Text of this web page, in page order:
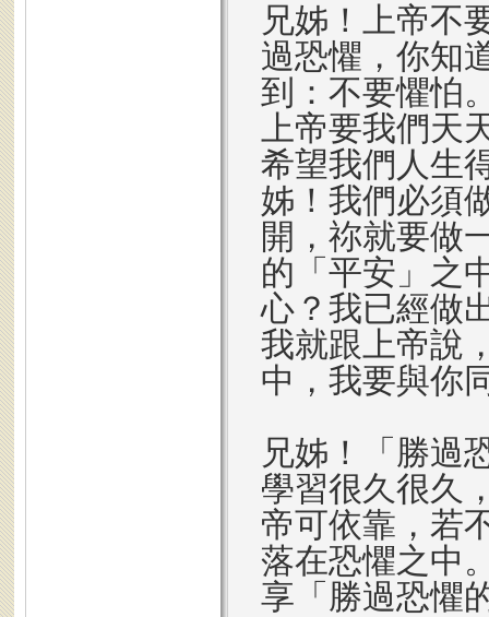
兄姊！上帝不
過恐懼，你知
到：不要懼怕
上帝要我們天
希望我們人生
姊！我們必須
開，祢就要做
的「平安」之
心？我已經做
我就跟上帝說
中，我要與你
兄姊！「勝過
學習很久很久
帝可依靠，若
落在恐懼之中
享「勝過恐懼